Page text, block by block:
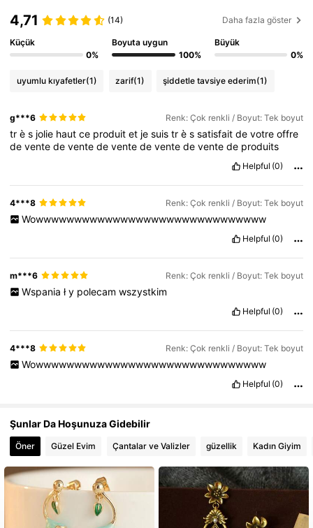
104K Takipçiler
4,71 (14) Daha fazla göster
Küçük
0%
Boyuta uygun
100%
Büyük
0%
uyumlu kıyafetler(1) zarif(1) şiddetle tavsiye ederim(1)
g***6 Renk: Çok renkli / Boyut: Tek boyut
très jolie hautce produitet jesuistrèssatisfaitdevotreoffre
deventedeventedeventedeventedeventede produits
Helpful (0)
4***8 Renk: Çok renkli / Boyut: Tek boyut
Wowwwwwwwwwwwwwwwwwwwwwwwwwwwwww
Helpful (0)
m***6 Renk: Çok renkli / Boyut: Tek boyut
Wspania ły polecam wszystkim
Helpful (0)
4***8 Renk: Çok renkli / Boyut: Tek boyut
Wowwwwwwwwwwwwwwwwwwwwwwwwwwwwww
Helpful (0)
Şunlar Da Hoşunuza Gidebilir
Öner Güzel Evim Çantalar ve Valizler güzellik Kadın Giyim